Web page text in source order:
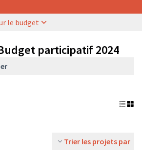
le budget
participatif 2024
Trier les projets par